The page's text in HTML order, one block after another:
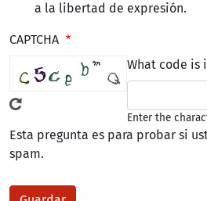
a la libertad de expresión.
CAPTCHA
What code is
Enter the
Esta pregunta es para probar si
spam.